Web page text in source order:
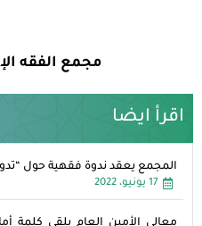
مجمع الفقه
اقرأ ايضا
المجمع يعقد ندوة فقهية حول
17 يونيو، 2022
معالي الأمين العام يلقي كلمة